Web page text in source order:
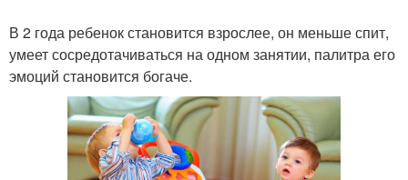
В 2 года ребенок становится взрослее, он меньше спит,
умеет сосредотачиваться на одном занятии, палитра его
эмоций становится богаче.